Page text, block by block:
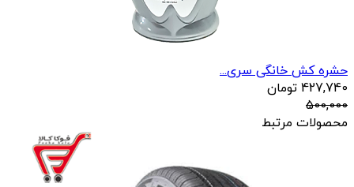
حشره کش خانگی سری...
427,740 تومان
500,000
محصولات مرتبط